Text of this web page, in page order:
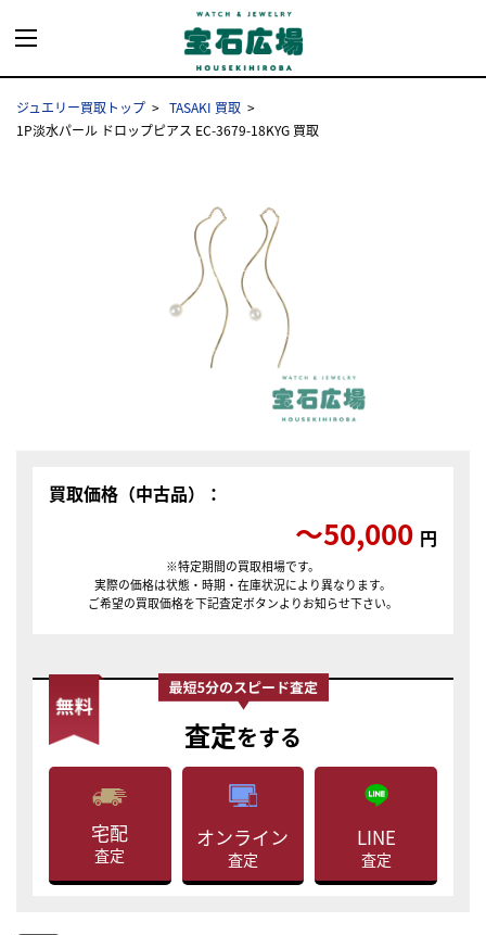
ジュエリー買取トップ
TASAKI 買取
1P淡水パール ドロップピアス EC-3679-18KYG 買取
買取価格（中古品）：
〜50,000 円
※特定期間の買取相場です。
実際の価格は状態・時期・在庫状況により異なります。
ご希望の買取価格を下記査定ボタンよりお知らせ下さい。
査定をする
宅配
査定
オンライン
査定
LINE
査定